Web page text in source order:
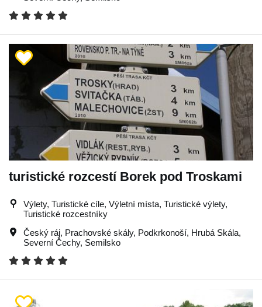
turistické rozcestí Borek pod Troskami
Výlety, Turistické cíle, Výletní místa, Turistické výlety,
Turistické rozcestníky
Český ráj, Prachovské skály, Podkrkonoší, Hrubá Skála,
Severní Čechy, Semilsko